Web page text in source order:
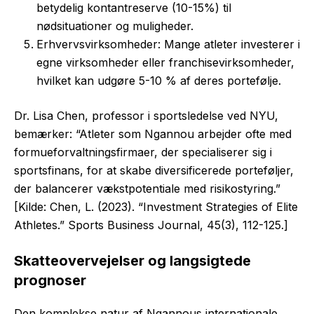
betydelig kontantreserve (10-15%) til
nødsituationer og muligheder.
Erhvervsvirksomheder: Mange atleter investerer i
egne virksomheder eller franchisevirksomheder,
hvilket kan udgøre 5-10 % af deres portefølje.
Dr. Lisa Chen, professor i sportsledelse ved NYU,
bemærker: “Atleter som Ngannou arbejder ofte med
formueforvaltningsfirmaer, der specialiserer sig i
sportsfinans, for at skabe diversificerede porteføljer,
der balancerer vækstpotentiale med risikostyring.”
[Kilde: Chen, L. (2023). “Investment Strategies of Elite
Athletes.” Sports Business Journal, 45(3), 112-125.]
Skatteovervejelser og langsigtede
prognoser